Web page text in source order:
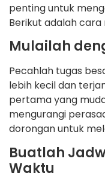
penting untuk
Berikut adalah
Mulailah
Pecahlah tugas
lebih kecil dan
pertama yang
mengurangi
dorongan untuk
Buatlah
Waktu